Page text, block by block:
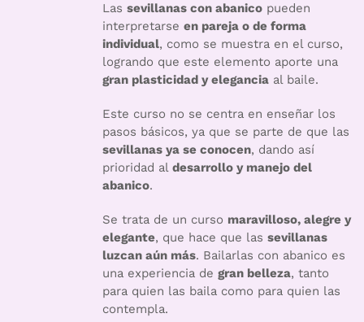
Las sevillanas con abanicopueden
interpretarse en pareja o de forma
individual, como se muestra en el curso,
logrando que este elemento aporte una
gran plasticidad y eleganciaal baile.
Este curso no se centra en enseñar los
pasos básicos, ya que se parte de que las
sevillanas ya se conocen, dando así
prioridad al desarrollo y manejo del
abanico.
Se trata de un curso maravilloso, alegre y
elegante, que hace que las sevillanas
luzcan aún más. Bailarlas con abanico es
una experiencia de gran belleza, tanto
para quien las baila como para quien las
contempla.